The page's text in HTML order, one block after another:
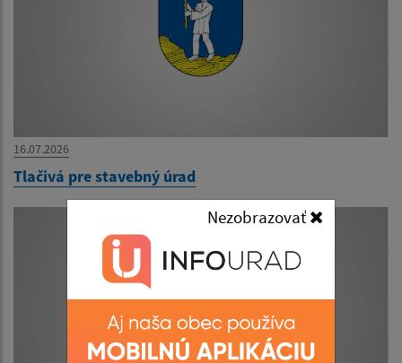
16.07.2026
Tlačivá pre stavebný úrad
Nezobrazovať